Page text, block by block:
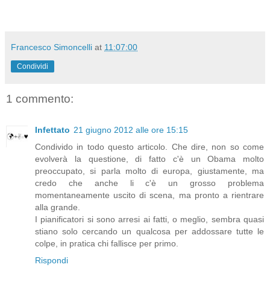
Francesco Simoncelli at 11:07:00
Condividi
1 commento:
Infettato 21 giugno 2012 alle ore 15:15
Condivido in todo questo articolo. Che dire, non so come
evolverà la questione, di fatto c'è un Obama molto
preoccupato, si parla molto di europa, giustamente, ma
credo che anche li c'è un grosso problema
momentaneamente uscito di scena, ma pronto a rientrare
alla grande.
I pianificatori si sono arresi ai fatti, o meglio, sembra quasi
stiano solo cercando un qualcosa per addossare tutte le
colpe, in pratica chi fallisce per primo.
Rispondi